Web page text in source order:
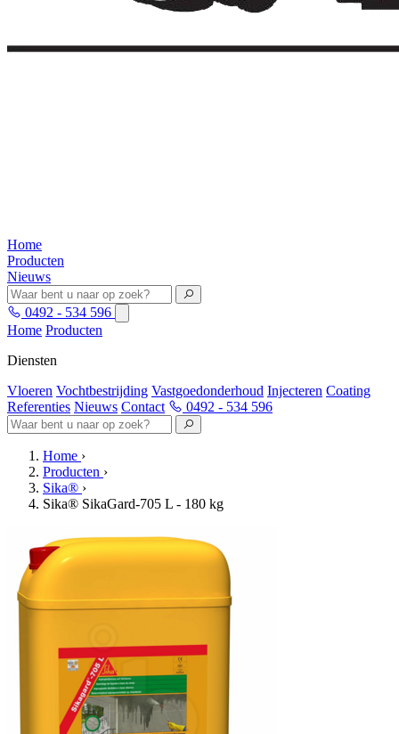
Home
Producten
Nieuws
0492 - 534 596
Home Producten
Diensten
Vloeren Vochtbestrijding Vastgoedonderhoud Injecteren Coating
Referenties Nieuws Contact 0492 - 534 596
Home ›
Producten ›
Sika® ›
Sika® SikaGard-705 L - 180 kg